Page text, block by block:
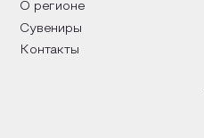
О регионе
Сувениры
Контакты